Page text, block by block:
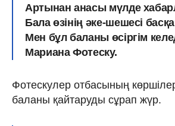
Артынан анасы мүлде
Бала өзінің әке-шешесі басқа
Мен бұл баланы өсіргім
Мариана Фотеску.
Фотескулер отбасының
баланы қайтаруды сұрап жүр.